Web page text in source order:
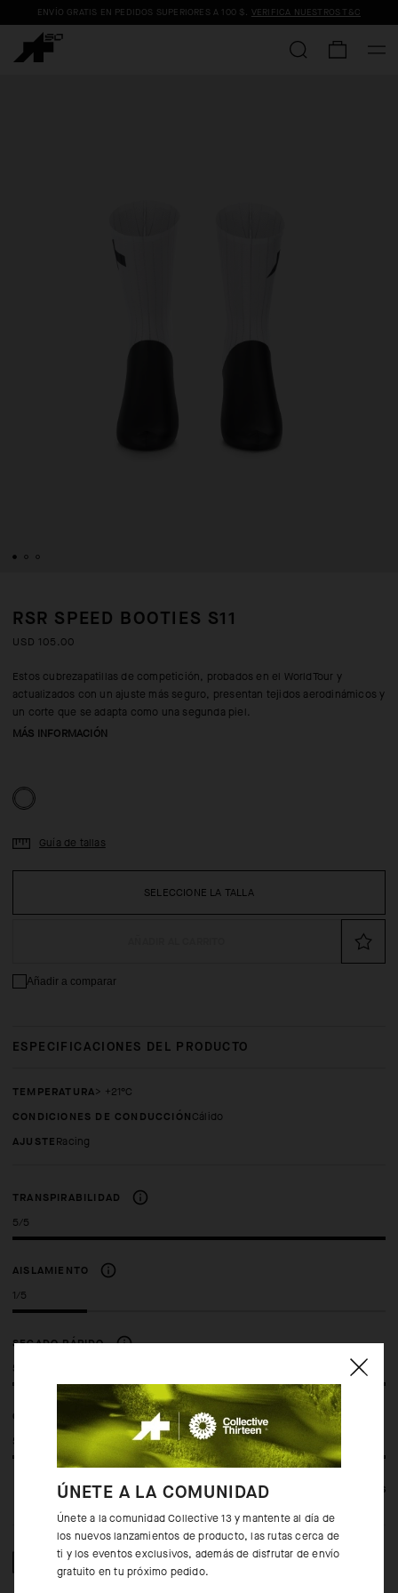
ENVÍO GRATIS EN PEDIDOS SUPERIORES A 100 $. VERIFICA NUESTROS T&C
RSR SPEED BOOTIES S11
USD 105.00
Estos cubrezapatillas de competición, probados en el WorldTour y
actualizados con un ajuste más seguro, presentan tejidos aerodinámicos y
un corte que se adapta como una segunda piel.
MÁS INFORMACIÓN
SELECCIONE LA TALLA
Guía de tallas
Añadir a comparar
ESPECIFICACIONES DEL PRODUCTO
TEMPERATURA
> +21°C
CONDICIONES DE CONDUCCIÓN
Cálido
AJUSTE
racing
TRANSPIRABILIDAD
5/5
AISLAMIENTO
1/5
SECADO RÁPIDO
5/5
CAPACIDAD DE COMPRESIÓN
5/5
Ver todas las especificaciones
COMPOSICIÓN
ÚNETE A LA COMUNIDAD
Únete a la comunidad Collective 13 y mantente al día de
los nuevos lanzamientos de producto, las rutas cerca de
ti y los eventos exclusivos, además de disfrutar de envío
gratuito en tu próximo pedido.